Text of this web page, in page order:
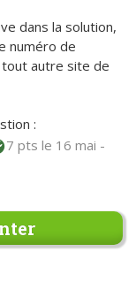
dans la solution,
numéro de
tout autre site de
:
7 ptsle 16 mai -